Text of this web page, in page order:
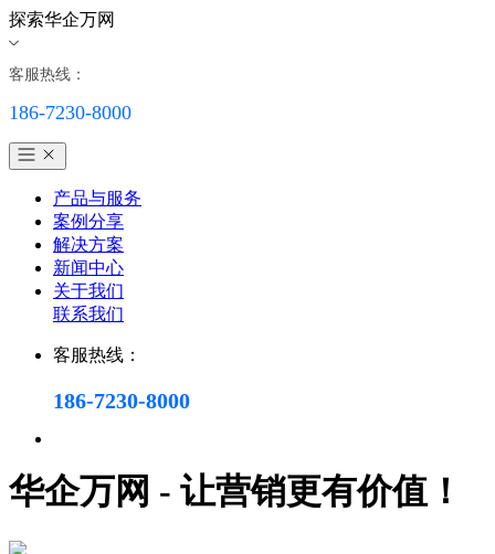
探索华企万网
客服热线：
186-7230-8000
产品与服务
案例分享
解决方案
新闻中心
关于我们
联系我们
客服热线：
186-7230-8000
华企万网 - 让营销更有价值！